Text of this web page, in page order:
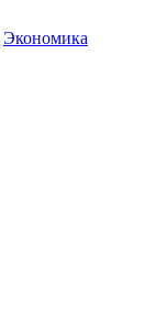
Экономика